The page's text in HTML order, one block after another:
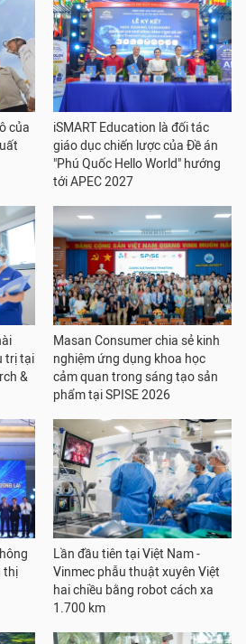
của
iSMART Education là đối tác
giáo dục chiến lược của Đề án
"Phú Quốc Hello World" hướng
tới APEC 2027
trị tại
&
Masan Consumer chia sẻ kinh
nghiệm ứng dụng khoa học
cảm quan trong sáng tạo sản
phẩm tại SPISE 2026
thị
Lần đầu tiên tại Việt Nam -
Vinmec phẫu thuật xuyên Việt
hai chiều bằng robot cách xa
1.700 km